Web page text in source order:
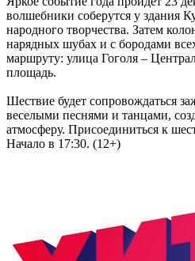
волшебники соберутся у здания
народного творчества. Затем
нарядных шубах и с бородами
маршруту: улица Гоголя –
площадь.
Шествие будет сопровождаться
веселыми песнями и танцами,
атмосферу. Присоединиться к
Начало в 17:30. (12+)